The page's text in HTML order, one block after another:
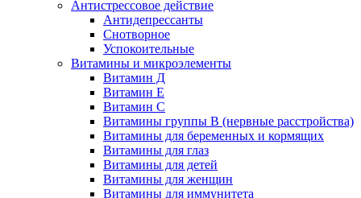
Антистрессовое действие
Антидепрессанты
Снотворное
Успокоительные
Витамины и микроэлементы
Витамин Д
Витамин Е
Витамин С
Витамины группы В (нервные расстройства)
Витамины для беременных и кормящих
Витамины для глаз
Витамины для детей
Витамины для женщин
Витамины для иммунитета